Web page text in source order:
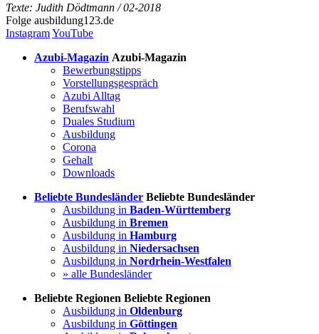
Texte: Judith Dödtmann / 02-2018
Folge ausbildung123.de
InstagramYouTube
Azubi-Magazin Azubi-Magazin
Bewerbungstipps
Vorstellungsgespräch
Azubi Alltag
Berufswahl
Duales Studium
Ausbildung
Corona
Gehalt
Downloads
Beliebte Bundesländer Beliebte Bundesländer
Ausbildung in Baden-Württemberg
Ausbildung in Bremen
Ausbildung in Hamburg
Ausbildung in Niedersachsen
Ausbildung in Nordrhein-Westfalen
» alle Bundesländer
Beliebte Regionen Beliebte Regionen
Ausbildung in Oldenburg
Ausbildung in Göttingen